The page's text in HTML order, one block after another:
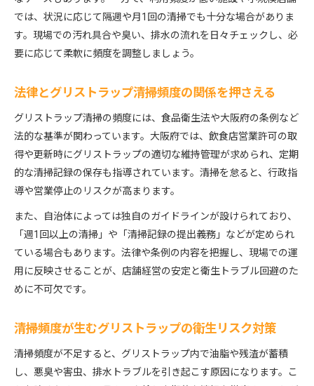
設備状態で変わるグリストラップ清掃のコツとは
繁忙期に合わせたグリストラップ清掃頻度の調整
化
コストとリスクを抑える頻度管理のポイント
グリストラップ清掃費用を抑える頻度の見直し方
業者選定とグリストラップ清掃頻度のコツ
安くて安心なグリストラップ清掃業者の選び方
頻度管理でグリストラップ清掃コスト削減を実現
清掃頻度と業者利用でバランスよい衛生管理
では、状況に応じて隔週や月1回の清掃でも十分な場合がありま
す。現場での汚れ具合や臭い、排水の流れを日々チェックし、必
要に応じて柔軟に頻度を調整しましょう。
法律とグリストラップ清掃頻度の関係を押さえる
グリストラップ清掃の頻度には、食品衛生法や大阪府の条例など
法的な基準が関わっています。大阪府では、飲食店営業許可の取
得や更新時にグリストラップの適切な維持管理が求められ、定期
的な清掃記録の保存も指導されています。清掃を怠ると、行政指
導や営業停止のリスクが高まります。
また、自治体によっては独自のガイドラインが設けられており、
「週1回以上の清掃」や「清掃記録の提出義務」などが定められ
ている場合もあります。法律や条例の内容を把握し、現場での運
用に反映させることが、店舗経営の安定と衛生トラブル回避のた
めに不可欠です。
清掃頻度が生むグリストラップの衛生リスク対策
清掃頻度が不足すると、グリストラップ内で油脂や残渣が蓄積
し、悪臭や害虫、排水トラブルを引き起こす原因になります。こ